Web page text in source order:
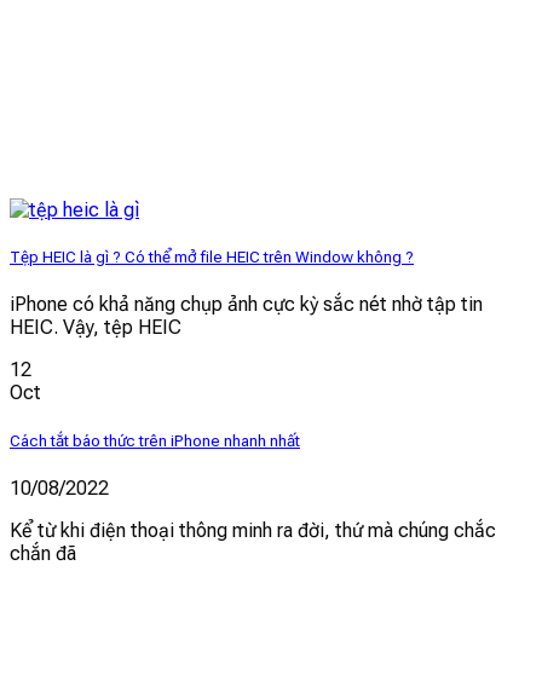
Tệp HEIC là gì ? Có thể mở file HEIC trên Window không ?
iPhone có khả năng chụp ảnh cực kỳ sắc nét nhờ tập tin
HEIC. Vậy, tệp HEIC
12
Oct
Cách tắt báo thức trên iPhone nhanh nhất
10/08/2022
Kể từ khi điện thoại thông minh ra đời, thứ mà chúng chắc
chắn đã